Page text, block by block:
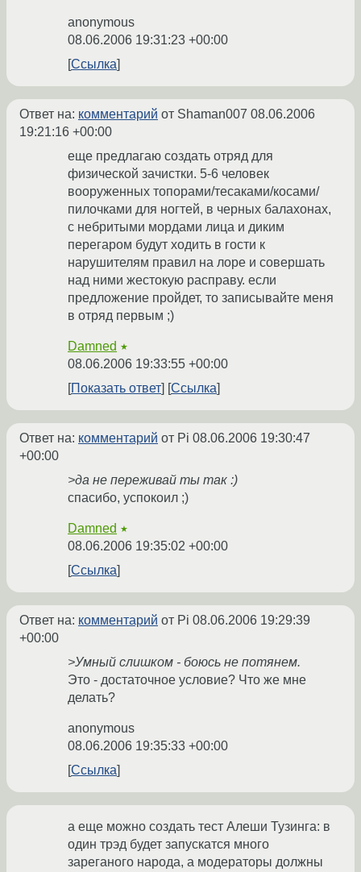
anonymous
08.06.2006 19:31:23 +00:00
Ссылка
Ответ на: комментарий от Shaman007 08.06.2006
19:21:16 +00:00
еще предлагаю создать отряд для
физической зачистки. 5-6 человек
вооруженных топорами/тесаками/косами/
пилочками для ногтей, в черных балахонах,
с небритыми мордами лица и диким
перегаром будут ходить в гости к
нарушителям правил на лоре и совершать
над ними жестокую расправу. если
предложение пройдет, то записывайте меня
в отряд первым ;)
Damned ★
08.06.2006 19:33:55 +00:00
Показать ответ
Ссылка
Ответ на: комментарий от Pi 08.06.2006 19:30:47
+00:00
>да не переживай ты так :)
спасибо, успокоил ;)
Damned ★
08.06.2006 19:35:02 +00:00
Ссылка
Ответ на: комментарий от Pi 08.06.2006 19:29:39
+00:00
>Умный слишком - боюсь не потянем.
Это - достаточное условие? Что же мне
делать?
anonymous
08.06.2006 19:35:33 +00:00
Ссылка
а еще можно создать тест Алеши Тузинга: в
один трэд будет запускатся много
зареганого народа, а модераторы должны